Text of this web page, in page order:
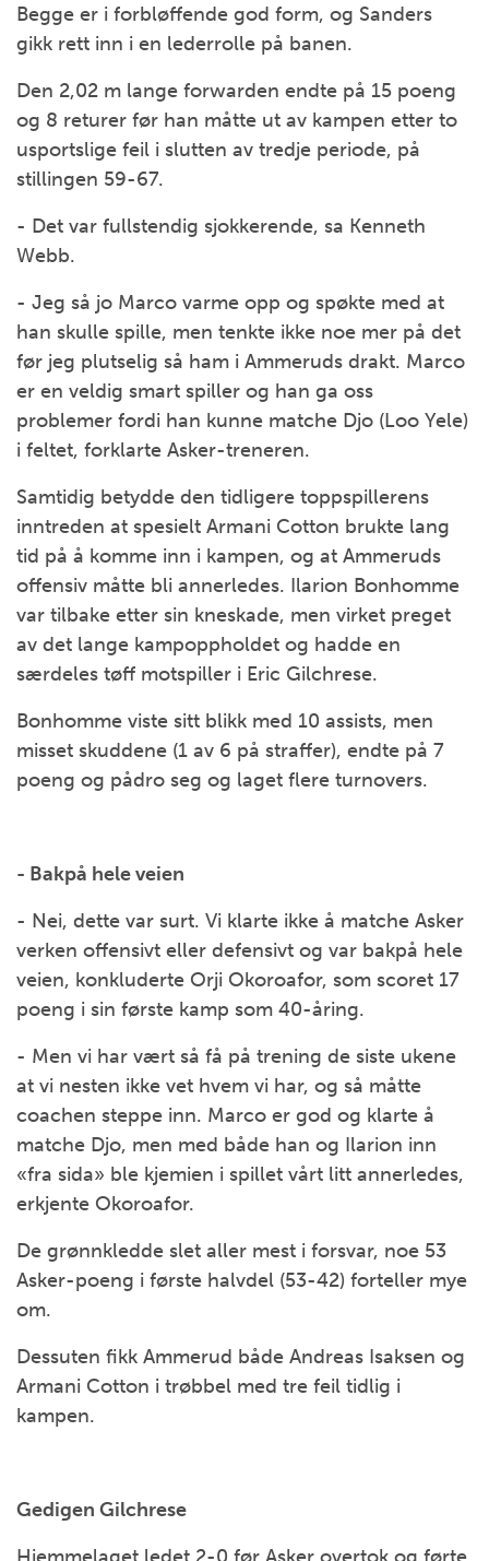
Begge er i forbløffende god form, og Sanders
gikk rett inn i en lederrolle på banen.
Den 2,02 m lange forwarden endte på 15 poeng
og 8 returer før han måtte ut av kampen etter to
usportslige feil i slutten av tredje periode, på
stillingen 59-67.
- Det var fullstendig sjokkerende, sa Kenneth
Webb.
- Jeg så jo Marco varme opp og spøkte med at
han skulle spille, men tenkte ikke noe mer på det
før jeg plutselig så ham i Ammeruds drakt. Marco
er en veldig smart spiller og han ga oss
problemer fordi han kunne matche Djo (Loo Yele)
i feltet, forklarte Asker-treneren.
Samtidig betydde den tidligere toppspillerens
inntreden at spesielt Armani Cotton brukte lang
tid på å komme inn i kampen, og at Ammeruds
offensiv måtte bli annerledes. Ilarion Bonhomme
var tilbake etter sin kneskade, men virket preget
av det lange kampoppholdet og hadde en
særdeles tøff motspiller i Eric Gilchrese.
Bonhomme viste sitt blikk med 10 assists, men
misset skuddene (1 av 6 på straffer), endte på 7
poeng og pådro seg og laget flere turnovers.
- Bakpå hele veien
- Nei, dette var surt. Vi klarte ikke å matche Asker
verken offensivt eller defensivt og var bakpå hele
veien, konkluderte Orji Okoroafor, som scoret 17
poeng i sin første kamp som 40-åring.
- Men vi har vært så få på trening de siste ukene
at vi nesten ikke vet hvem vi har, og så måtte
coachen steppe inn. Marco er god og klarte å
matche Djo, men med både han og Ilarion inn
«fra sida» ble kjemien i spillet vårt litt annerledes,
erkjente Okoroafor.
De grønnkledde slet aller mest i forsvar, noe 53
Asker-poeng i første halvdel (53-42) forteller mye
om.
Dessuten fikk Ammerud både Andreas Isaksen og
Armani Cotton i trøbbel med tre feil tidlig i
kampen.
Gedigen Gilchrese